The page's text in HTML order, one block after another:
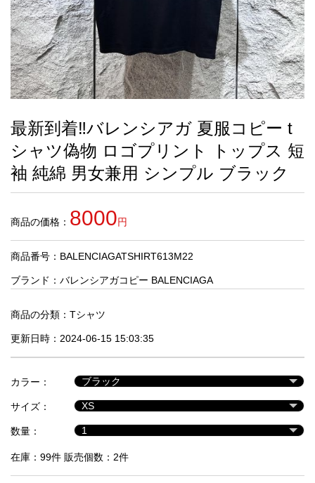
最
新
製
品
お
す
す
め
商
人
気
商
セ
ル
品
最新到着‼バレンシアガ 夏服コピー t
シャツ偽物 ロゴプリント トップス 短
袖 純綿 男女兼用 シンプル ブラック
商品の価格： 8000円
商品番号：BALENCIAGATSHIRT613M22
ブランド： バレンシアガコピー BALENCIAGA
商品の分類： Tシャツ
更新日時：2024-06-15 15:03:35
カラー：
サイズ：
数量：
在庫：99件 販売個数：2件